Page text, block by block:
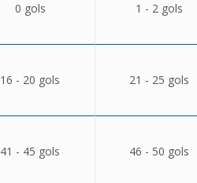
0 gols 1 - 2 gols
16 - 20 gols 21 - 25 gols
41 - 45 gols 46 - 50 gols